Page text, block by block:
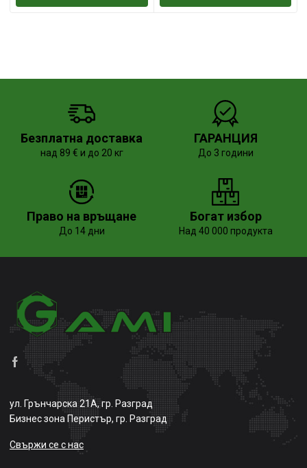
Безплатна доставка
над 89 € и до 20 кг
ГАРАНЦИЯ
До 3 години
Право на връщане
До 14 дни
Богат избор
Над 40 000 продукта
ул. Грънчарска 21А, гр. Разград
Бизнес зона Перистър, гр. Разград
Свържи се с нас